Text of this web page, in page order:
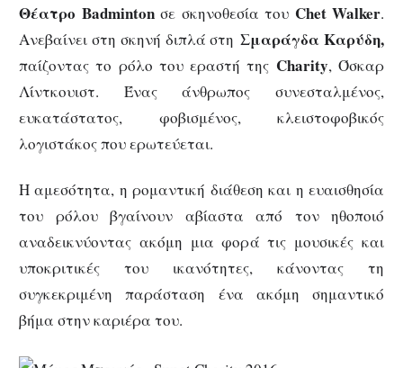
Θέατρο Badmintonσε σκηνοθεσία του Chet Walker.
Ανεβαίνει στη σκηνή διπλά στηΣμαράγδα Καρύδη,
παίζοντας το ρόλο του εραστή της Charity, Όσκαρ
Λίντκουιστ. Ένας άνθρωπος συνεσταλμένος,
ευκατάστατος, φοβισμένος, κλειστοφοβικός
λογιστάκος που ερωτεύεται.
Η αμεσότητα, η ρομαντική διάθεση και η ευαισθησία
του ρόλου βγαίνουν αβίαστα από τον ηθοποιό
αναδεικνύοντας ακόμη μια φορά τις μουσικές και
υποκριτικές του ικανότητες, κάνοντας τη
συγκεκριμένη παράσταση ένα ακόμη σημαντικό
βήμα στην καριέρα του.